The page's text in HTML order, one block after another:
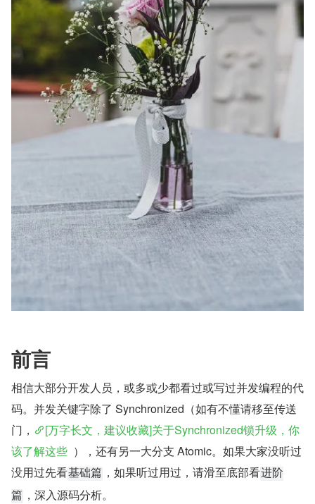
前言
相信大部分开发人员，或多或少都看过或写过并发编程的代
码。并发关键字除了 Synchronized（如有不懂请移至传送
门，
[万字长文，建议收藏]关于Synchronized锁升级，你
该了解这些 ），还有另一大分支 Atomic。如果大家没听过
没用过先看基础篇 ，如果听过用过，请滑至底部看进阶
篇 ，深入源码分析。